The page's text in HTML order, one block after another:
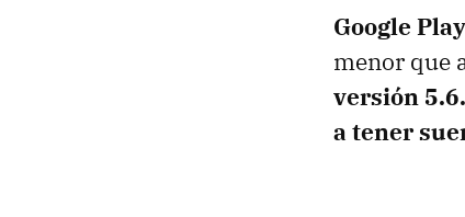
Google
menor que
versión
a tener